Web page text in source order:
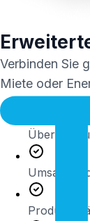
Verbinden Sie
Miete oder
Übersicht
Umsatz